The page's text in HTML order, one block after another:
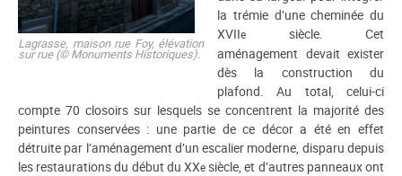
Lagrasse, maison rue Foy, élévation
sur rue (© Monuments Historiques).
la trémie d’une cheminée du
XVIIe siècle. Cet
aménagement devait exister
dès la construction du
plafond. Au total, celui-ci
compte 70 closoirs sur lesquels se concentrent la majorité des
peintures conservées : une partie de ce décor a été en effet
détruite par l’aménagement d’un escalier moderne, disparu depuis
les restaurations du début du XXesiècle, et d’autres panneaux ont